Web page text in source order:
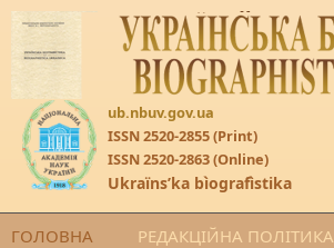
Перейти до основного матеріалу
ub.nbuv.gov.ua
ISSN 2520-2855 (Print)
ISSN 2520-2863 (Online)
Ukraïnsʹka bìografìstika
ГОЛОВНА РЕДАКЦІЙНА ПОЛІТИКА